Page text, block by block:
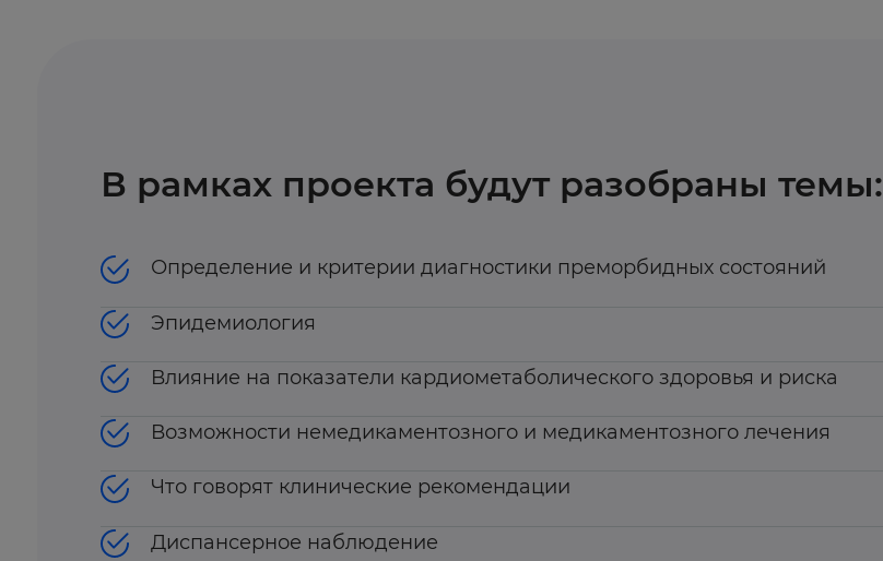
В рамках проекта будут разобраны темы:
Определение и критерии диагностики преморбидных состояний
Эпидемиология
Влияние на показатели кардиометаболического здоровья и риска
Возможности немедикаментозного и медикаментозного лечения
Что говорят клинические рекомендации
Диспансерное наблюдение